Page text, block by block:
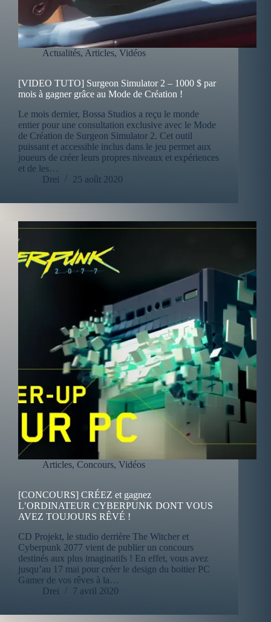
Actualités, Articles, Vidéos
[VIDEO TUTO] Surgeon Simulator 2 – 1000 $ par
mois à gagner grâce au Mode de Création !
Le mois dernier, Bossa Studios a reçu le monde
entier pour une consultation exclusive avec le Mode
de Création de Surgeon Simulator 2. Cet outil
puissant et accessible inclus dans le jeu permet aux
joueurs de créer leurs propres niveaux et expériences
et de les…
Drei
25 août 2020
Articles, Concours, Vidéos
[CONCOURS] CRÉEZ et gagnez
L’ORDINATEUR CYBERPUNK DONT VOUS
AVEZ TOUJOURS RÊVÉ !
CD Projekt, le studio derrière The Witcher et
Cyberpunk 2077 vient de publier un concours
destinés aux plus imaginatifs ! En effet, vous avez
jusqu’au 17 mai pour créer le design du boitier PC
Gamer de vos rêves à la…
Drei
7 avril 2020